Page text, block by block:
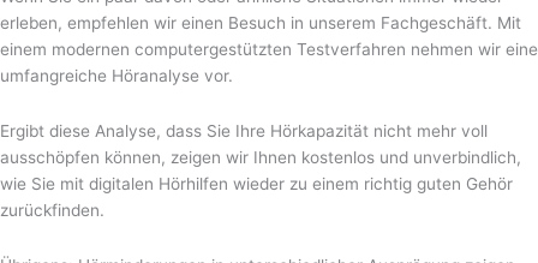
erleben, empfehlen wir einen Besuch in unserem Fachgeschäft. Mit
einem modernen computergestützten Testverfahren nehmen wir eine
umfangreiche Höranalyse vor.
Ergibt diese Analyse, dass Sie Ihre Hörkapazität nicht mehr voll
ausschöpfen können, zeigen wir Ihnen kostenlos und unverbindlich,
wie Sie mit digitalen Hörhilfen wieder zu einem richtig guten Gehör
zurückfinden.